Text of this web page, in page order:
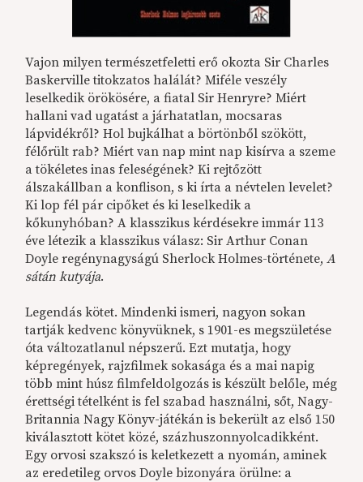
Vajon milyen természetfeletti erő okozta Sir Charles
Baskerville titokzatos halálát? Miféle veszély
leselkedik örökösére, a fiatal Sir Henryre? Miért
hallani vad ugatást a járhatatlan, mocsaras
lápvidékről? Hol bujkálhat a börtönből szökött,
félőrült rab? Miért van nap mint nap kisírva a szeme
a tökéletes inas feleségének? Ki rejtőzött
álszakállban a konflison, s ki írta a névtelen levelet?
Ki lop fél pár cipőket és ki leselkedik a
kőkunyhóban? A klasszikus kérdésekre immár 113
éve létezik a klasszikus válasz: Sir Arthur Conan
Doyle regénynagyságú Sherlock Holmes-története,A
sátán kutyája.
Legendás kötet. Mindenki ismeri, nagyon sokan
tartják kedvenc könyvüknek, s 1901-es megszületése
óta változatlanul népszerű. Ezt mutatja, hogy
képregények, rajzfilmek sokasága és a mai napig
több mint húsz filmfeldolgozás is készült belőle, még
érettségi tételként is fel szabad használni, sőt, Nagy-
Britannia Nagy Könyv-játékán is bekerült az első 150
kiválasztott kötet közé, százhuszonnyolcadikként.
Egy orvosi szakszó is keletkezett a nyomán, aminek
az eredetileg orvos Doyle bizonyára örülne: a